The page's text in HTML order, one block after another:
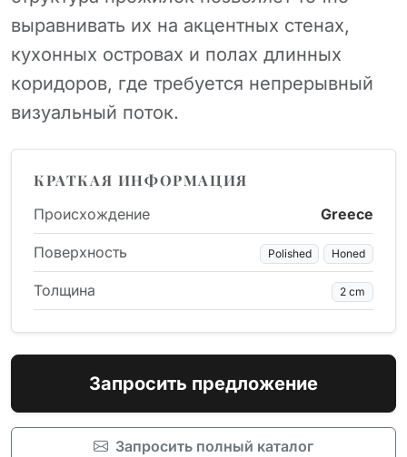
выравнивать их на акцентных стенах,
кухонных островах и полах длинных
коридоров, где требуется непрерывный
визуальный поток.
КРАТКАЯ ИНФОРМАЦИЯ
Происхождение Greece
Поверхность Polished Honed
Толщина 2 cm
Запросить предложение
Запросить полный каталог